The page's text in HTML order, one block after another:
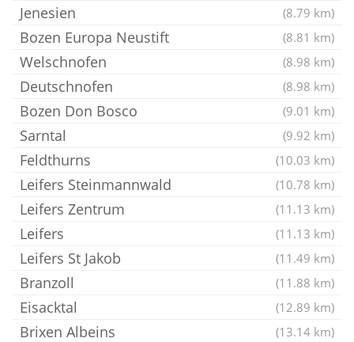
Jenesien (8.79 km)
Bozen Europa Neustift (8.81 km)
Welschnofen (8.98 km)
Deutschnofen (8.98 km)
Bozen Don Bosco (9.01 km)
Sarntal (9.92 km)
Feldthurns (10.03 km)
Leifers Steinmannwald (10.78 km)
Leifers Zentrum (11.13 km)
Leifers (11.13 km)
Leifers St Jakob (11.49 km)
Branzoll (11.88 km)
Eisacktal (12.89 km)
Brixen Albeins (13.14 km)